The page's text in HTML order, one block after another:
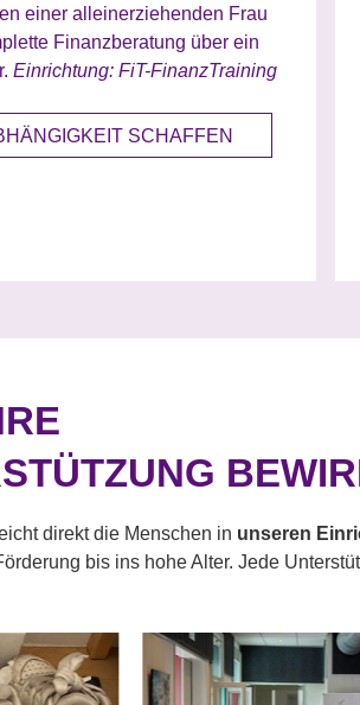
einer alleinerziehenden Frau
Finanzberatung über ein
Einrichtung: FiT-FinanzTraining
SCHAFFEN
direkt die Menschen in unseren
bis ins hohe Alter. Jede